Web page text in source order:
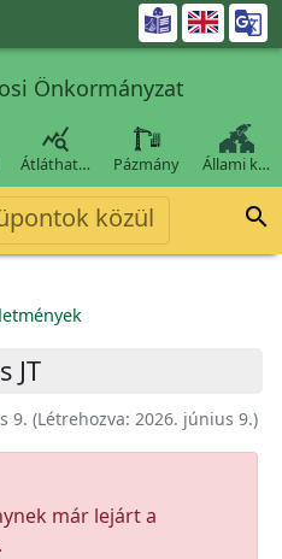

Önkormányzat

Átláthat… Pázmány Állami k…
közül 
JT
9. (Létrehozva: 2026. június 9.)
már lejárt a